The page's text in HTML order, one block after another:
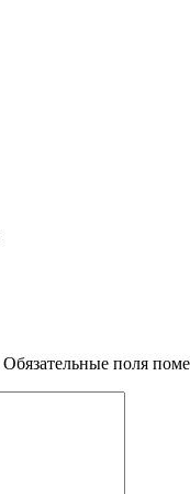
Обязательные поля